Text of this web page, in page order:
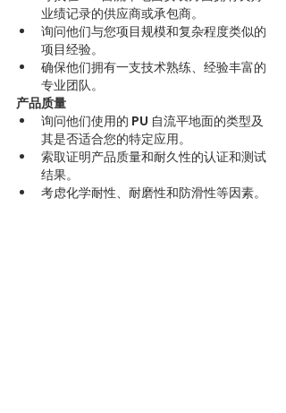
业绩记录的供应商或承包商。
询问他们与您项目规模和复杂程度类似的
项目经验。
确保他们拥有一支技术熟练、经验丰富的
专业团队。
产品质量
询问他们使用的 PU 自流平地面的类型及
其是否适合您的特定应用。
索取证明产品质量和耐久性的认证和测试
结果。
考虑化学耐性、耐磨性和防滑性等因素。